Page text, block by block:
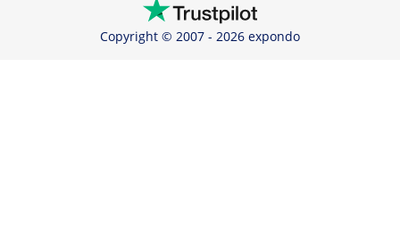
Copyright © 2007 - 2026 expondo